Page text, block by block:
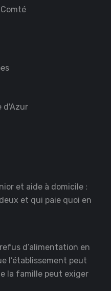
d'Azur
et aide à domicile :
et qui paie quoi en
d’alimentation en
l’établissement peut
la famille peut exiger